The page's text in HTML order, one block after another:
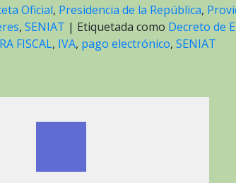
Oficial, Presidencia de la República,
, SENIAT | Etiquetada como Decreto de
FISCAL, IVA, pago electrónico, SENIAT